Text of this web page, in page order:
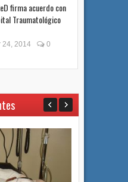
firma acuerdo con
Traumatológico
24, 2014 0